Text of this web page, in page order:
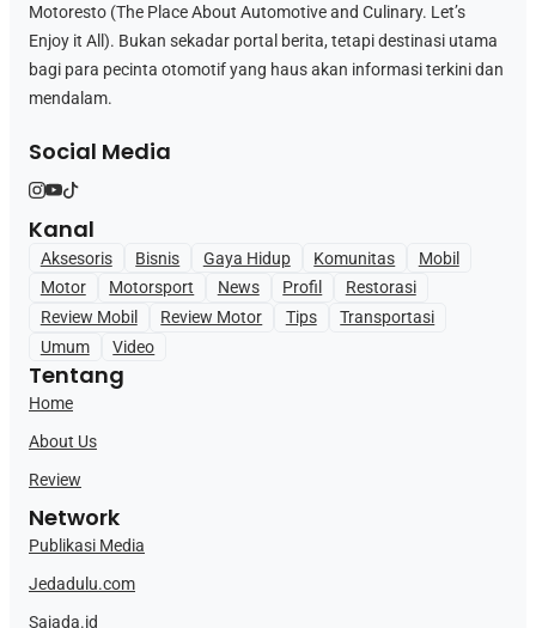
Motoresto (The Place About Automotive and Culinary. Let’s
Enjoy it All). Bukan sekadar portal berita, tetapi destinasi utama
bagi para pecinta otomotif yang haus akan informasi terkini dan
mendalam.
Social Media
Kanal
Aksesoris Bisnis Gaya Hidup Komunitas
Mobil
Motor
Motorsport News Profil
Restorasi
Review Mobil
Review Motor Tips
Transportasi
Umum
Video
Tentang
Home
About Us
Review
Network
Publikasi Media
Jedadulu.com
Sajada.id